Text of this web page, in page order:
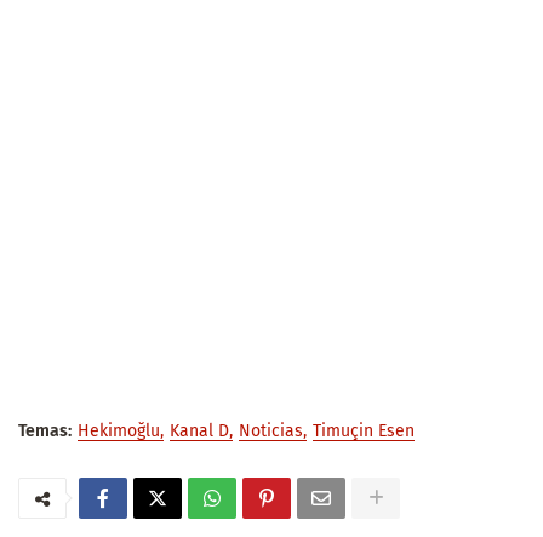
Temas: Hekimoğlu Kanal D Noticias Timuçin Esen